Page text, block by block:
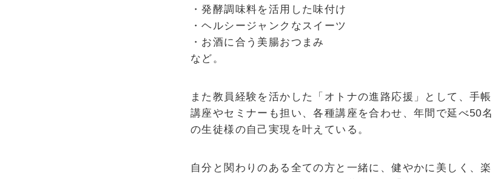
・発酵調味料を活用した味付け
・ヘルシージャンクなスイーツ
・お酒に合う美腸おつまみ
など。
また教員経験を活かした「オトナの進路応援」として、手帳
講座やセミナーも担い、各種講座を合わせ、年間で延べ50名
の生徒様の自己実現を叶えている。
自分と関わりのある全ての方と一緒に、健やかに美しく、楽